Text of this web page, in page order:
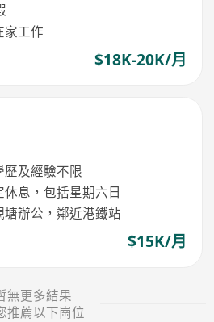
家工作
$18K-20K/月
及經驗不限
息，包括星期六日
辦公，鄰近港鐵站
$15K/月
無更多結果
推薦以下崗位